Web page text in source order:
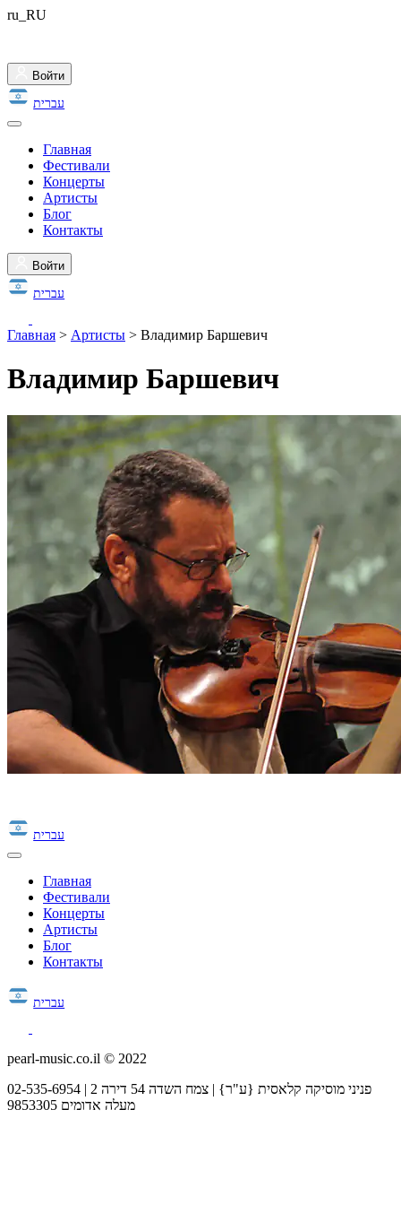
ru_RU
Войти
עברית
Главная
Фестивали
Концерты
Артисты
Блог
Контакты
Войти
עברית
Главная > Артисты > Владимир Баршевич
Владимир Баршевич
עברית
Главная
Фестивали
Концерты
Артисты
Блог
Контакты
עברית
pearl-music.co.il © 2022
02-535-6954 | פניני מוסיקה קלאסית {ע"ר} | צמח השדה 54 דירה 2
מעלה אדומים 9853305